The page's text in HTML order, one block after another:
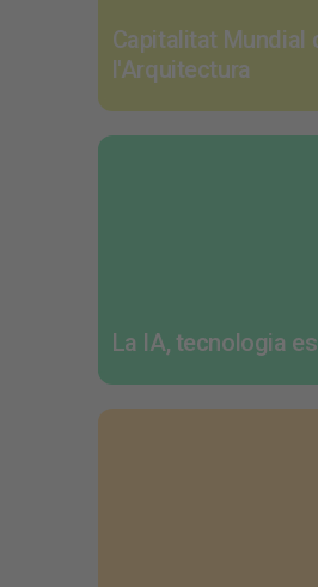
Capitalitat Mundial
l'Arquitectura
La IA, tecnologia